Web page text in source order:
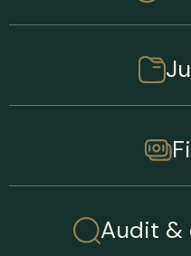
Audit &